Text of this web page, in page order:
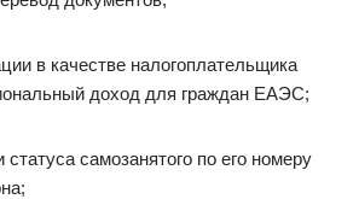
в качестве налогоплательщика
доход для граждан ЕАЭС;
статуса самозанятого по его номеру